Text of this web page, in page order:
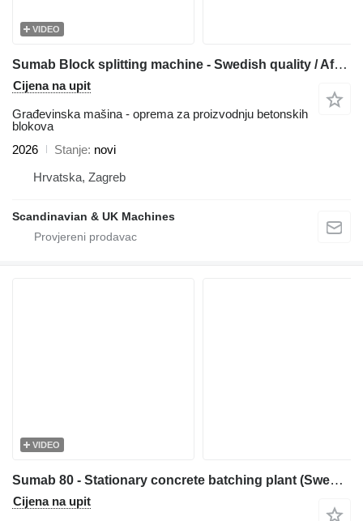
VIDEO
Sumab Block splitting machine - Swedish quality / Affordable price
Cijena na upit
Građevinska mašina - oprema za proizvodnju betonskih
blokova
2026
Stanje novi
Hrvatska, Zagreb
Scandinavian & UK Machines
VIDEO
Sumab 80 - Stationary concrete batching plant (Swedish quality)
Cijena na upit